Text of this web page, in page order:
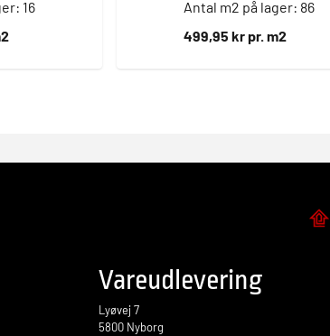
16
Antal m2 på lager: 86
499,95 kr pr. m2
Vareudlevering
Lyøvej 7
5800 Nyborg